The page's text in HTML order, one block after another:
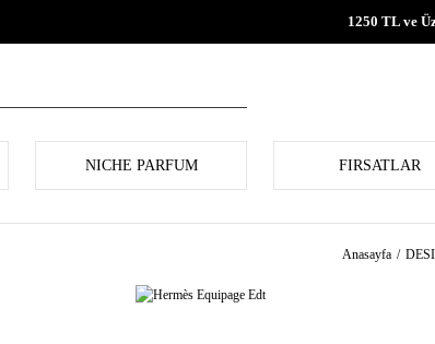
1250 TL ve
NICHE PARFUM FIRSATLAR
Anasayfa